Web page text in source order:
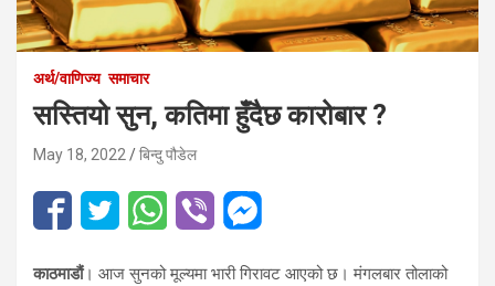
अर्थ/वाणिज्य समाचार
सस्तियो सुन, कतिमा हुँदैछ कारोबार ?
May 18, 2022 बिन्दु पौडेल
काठमाडौं। आज सुनको मूल्यमा भारी गिरावट आएको छ। मंगलबार तोलाको